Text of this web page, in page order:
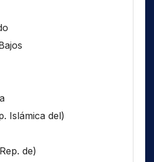
Islámica del)
de)